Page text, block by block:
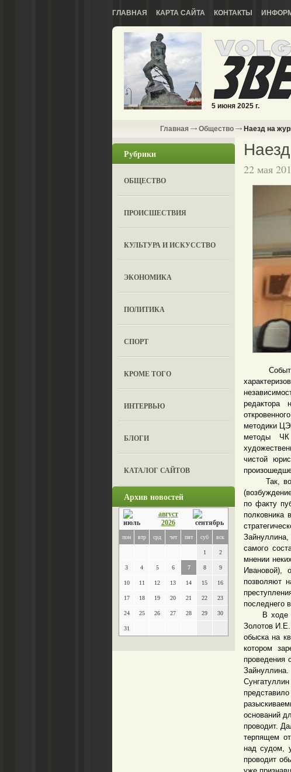
ГЛАВНАЯ КАРТА САЙТА КОНТАКТЫ
5 июня 2025 г.
Главная Общество Наезд на
Рубрики
ОБЩЕСТВО
ПРОИСШЕСТВИЯ
КУЛЬТУРА И ИСКУССТВО
ЭКОНОМИКА
ПОЛИТИКА
СПОРТ
КРОМЕ ТОГО
ИНТЕРВЬЮ
БЛОГИ
КАТАЛОГ САЙТОВ
Архив новостей
август
2026
пон втр срд чет пят суб вск
1 2
3 4 5 6 7 8 9
10 11 12 13 14 15 16
17 18 19 20 21 22 23
24 25 26 27 28 29 30
31
22 мая
События
редактора
методики
методы
чистой
Так, во-
по факту
полковника
самого
мнении
Ивановой),
позволяют
последнего
В ходе
Золотов И.Е.
обыска на
котором
проведения
оснований
проводит.
терпящем
над судом,
проводит